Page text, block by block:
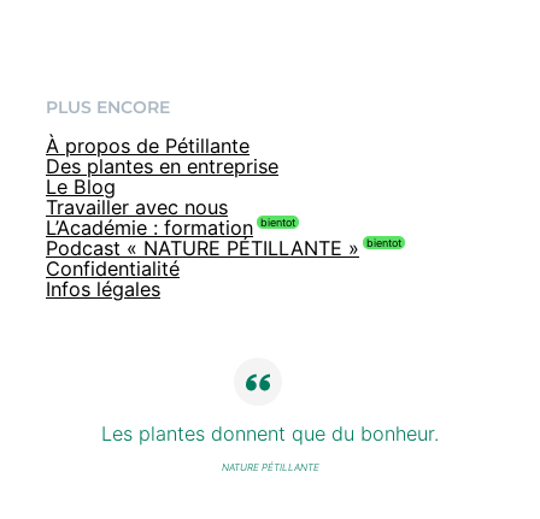
PLUS ENCORE
À propos de Pétillante
Des plantes en entreprise
Le Blog
Travailler avec nous
L’Académie : formation
Podcast « NATURE PÉTILLANTE »
Confidentialité
Infos légales
Les plantes donnent que du bonheur.
NATURE PÉTILLANTE